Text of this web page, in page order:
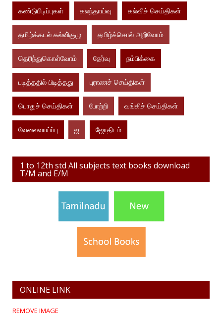
கண்டுபிடிப்புகள் கலந்தாய்வு கல்விச் செய்திகள்
தமிழ்க்கடல் கல்வி்குழு தமிழ்ச்சொல் அறிவோம்
தெரிந்துகொள்வோம் தேர்வு நம்பிக்கை
படித்ததில் பிடித்தது புராணச் செய்திகள்
பொதுச் செய்திகள் போற்றி வங்கிச் செய்திகள்
வேலைவாய்ப்பு ஜ ஜோதிடம்
1 to 12th std All subjects text books download
T/M and E/M
ONLINE LINK
REMOVE IMAGE